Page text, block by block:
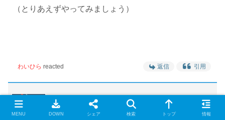
（とりあえずやってみましょう）
わいひら reacted 返信 引用
(@mk2_mk2)
MENU DOWN シェア 検索 トップ 情報